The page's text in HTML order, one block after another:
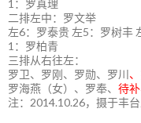
1：罗真理
二排左中：罗文举
左6：罗泰贵 左5：罗树丰
1：罗柏青
三排从右往左：
罗卫、罗刚、罗勋、罗川 、
罗海燕（女）、罗奉、 待补
注：2014.10.26，摄于丰